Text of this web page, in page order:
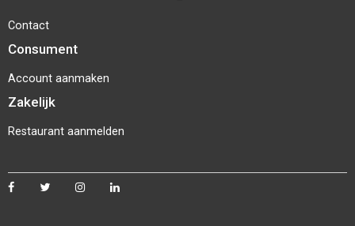
Contact
Consument
Account aanmaken
Zakelijk
Restaurant aanmelden